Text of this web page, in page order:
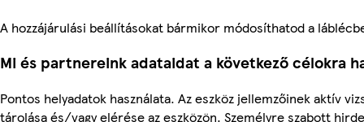
A hozzájárulási beállításokat bármikor módosíthatod a
Mi és partnereink adataidat a következő célokra
Pontos helyadatok használata. Az eszköz jellemzőinek aktív
tárolása és/vagy elérése az eszközön. Személyre szabott